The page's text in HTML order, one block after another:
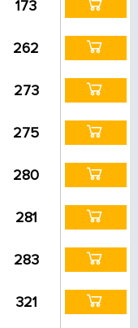
173
262
273
275
280
281
283
321